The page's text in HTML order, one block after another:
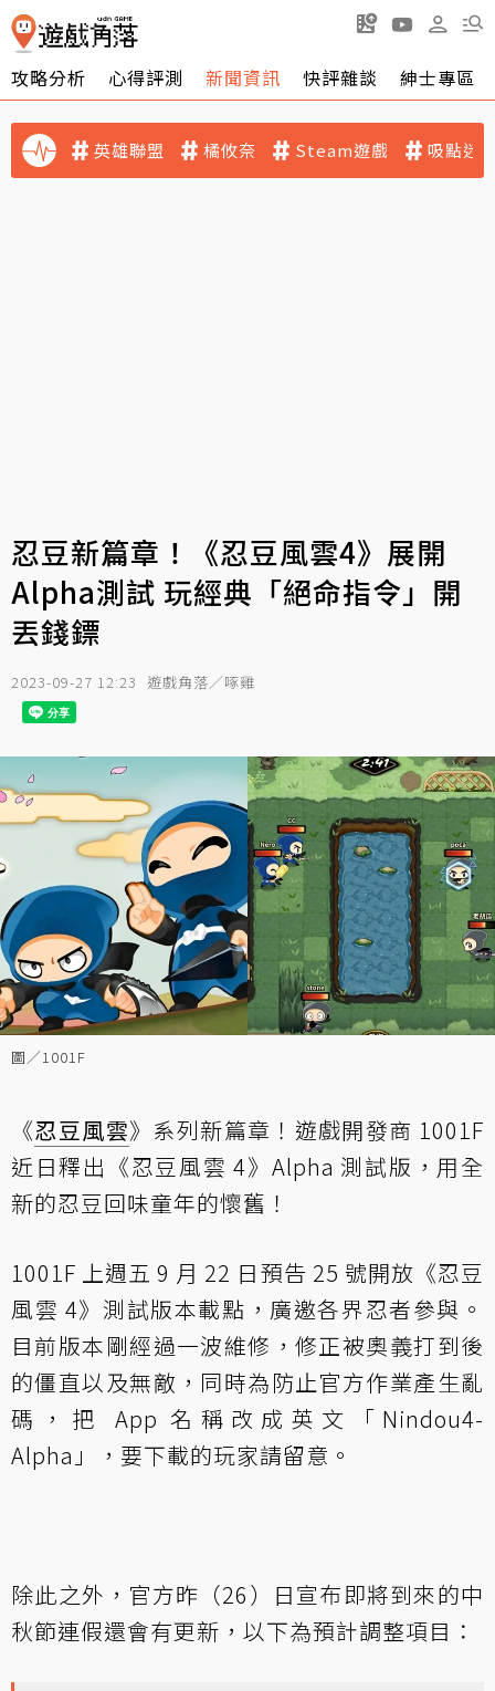
攻略分析 心得評測 新聞資訊 快評雜談 紳士專區
英雄聯盟 橘攸奈 Steam遊戲 吸點迷
忍豆新篇章！《忍豆風雲4》展開
Alpha測試 玩經典「絕命指令」開
丟錢鏢
2023-09-27 12:23 遊戲角落／啄雞
圖／1001F
《忍豆風雲》系列新篇章！遊戲開發商 1001F
近日釋出《忍豆風雲 4》Alpha 測試版，用全
新的忍豆回味童年的懷舊！
1001F 上週五 9 月 22 日預告 25 號開放《忍豆
風雲 4》測試版本載點，廣邀各界忍者參與。
目前版本剛經過一波維修，修正被奧義打到後
的僵直以及無敵，同時為防止官方作業產生亂
碼，把 App 名稱改成英文「Nindou4-
Alpha」，要下載的玩家請留意。
除此之外，官方昨（26）日宣布即將到來的中
秋節連假還會有更新，以下為預計調整項目：